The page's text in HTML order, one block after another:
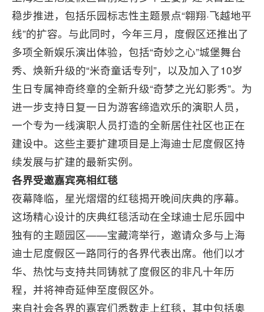
稳步推进，包括乐园标志性主题景点“翱翔·飞越地平
线”的扩容。与此同时，今年三月，度假区还推出了
多项全新娱乐演出体验，包括“奇妙之心”城堡舞台
秀、焕新升级的“米奇童话专列”，以及加入了10岁
生日专属神奇终章的全新升级“奇梦之光幻影秀”。为
进一步支持日复一日为游客缔造欢乐的演职人员，
一个专为一线演职人员打造的全新居住社区也正在
建设中。这些主要扩建项目是上海迪士尼度假区持
续发展与扩建的最新实例。
各界受邀嘉宾亮相红毯
夜幕降临，星光熠熠的红毯揭开晚间庆典的序幕。
这场精心设计的庆典红毯活动在全球迪士尼乐园中
独有的主题园区——宝藏湾举行，邀请众多与上海
迪士尼度假区一路同行的各界代表出席。他们以才
华、热忱与支持共同铸就了度假区的非凡十年历
程，并将神奇延伸至度假区外。
来自社会各界的嘉宾们悉数走上红毯，其中包括奥